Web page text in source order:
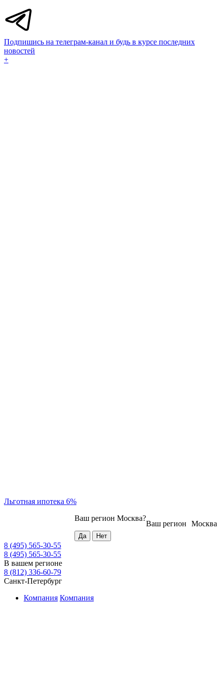
Подпишись на телеграм-канал и будь в курсе последних
новостей
+
Льготная ипотека 6%
Москва
Ваш регион
Ваш регион Москва?
8 (495) 565-30-55
8 (495) 565-30-55
В вашем регионе
8 (812) 336-60-79
Санкт-Петербург
Компания Компания